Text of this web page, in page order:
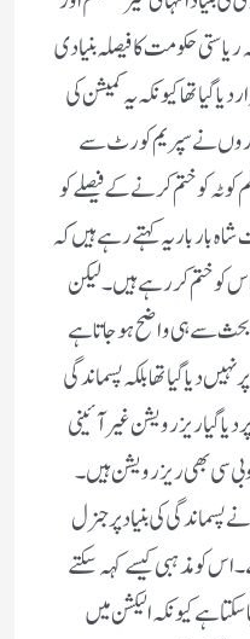
حکومت کا فیصلہ بنیادی
دیا گیا تھا کیونکہ یہ کمیشن کی
نے سپریم کورٹ سے
کو ختم کرنے کے فیصلے کو
بار بار یہ کہتے رہے ہیں کہ
کو ختم کر رہے ہیں ۔ لیکن
بحث سے ہی واضح ہو جاتا ہے
دیا گیا تھا بلکہ پسماندگی
پر دیا گیا ریزرویشن غیر آئینی
بی سی بھی ریزرویشن ہیں ۔
کی بنیاد پر جنرل
ہے ۔ اس کو مذہبی کیسے کہہ سکتے
ہے کیونکہ الیکشن میں